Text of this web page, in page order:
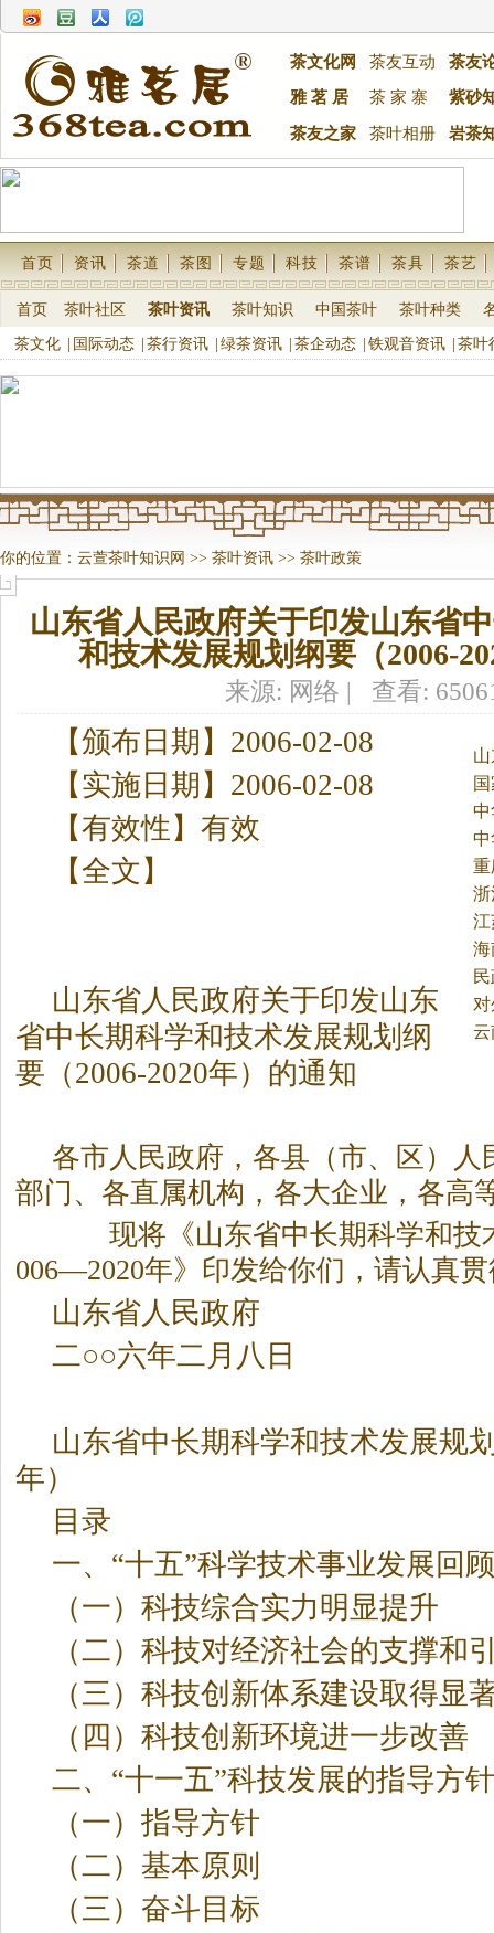
茶文化网 茶友互动
茶友
雅 茗 居
茶 家 寨 紫砂
茶友之家 茶叶相册 岩茶
首页 资讯 茶道 茶图 专题 科技 茶谱 茶具 茶艺
首页 茶叶社区 茶叶资讯 茶叶知识 中国茶叶 茶叶种类
茶文化 国际动态 茶行资讯 绿茶资讯 茶企动态 铁观音资讯 茶叶
你的位置： 云萱茶叶知识网 >> 茶叶资讯 >> 茶叶政策
山东省人民政府关于印发山东省
和技术发展规划纲要（2006-
来源: 网络 | 查看:
中
新
作
贯
《
江
《
主
材
【颁布日期】2006-02-08
【实施日期】2006-02-08
【有效性】有效
【全文】
山东省人民政府关于印发山东
省中长期科学和技术发展规划纲
要（2006-2020年）的通知
各市人民政府，各县（市、区）人
部门、各直属机构，各大企业，各高
现将《山东省中长期科学和技
006—2020年》印发给你们，请认真
山东省人民政府
二○○六年二月八日
山东省中长期科学和技术发展规
年）
目录
一、“十五”科学技术事业发展回顾
（一）科技综合实力明显提升
（二）科技对经济社会的支撑和
（三）科技创新体系建设取得显
（四）科技创新环境进一步改善
二、“十一五”科技发展的指导方
（一）指导方针
（二）基本原则
（三）奋斗目标